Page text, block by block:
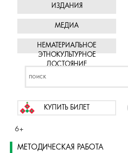
ИЗДАНИЯ
МЕДИА
НЕМАТЕРИАЛЬНОЕ
ЭТНОКУЛЬТУРНОЕ
ДОСТОЯНИЕ
КУПИТЬ БИЛЕТ
6+
МЕТОДИЧЕСКАЯ РАБОТА